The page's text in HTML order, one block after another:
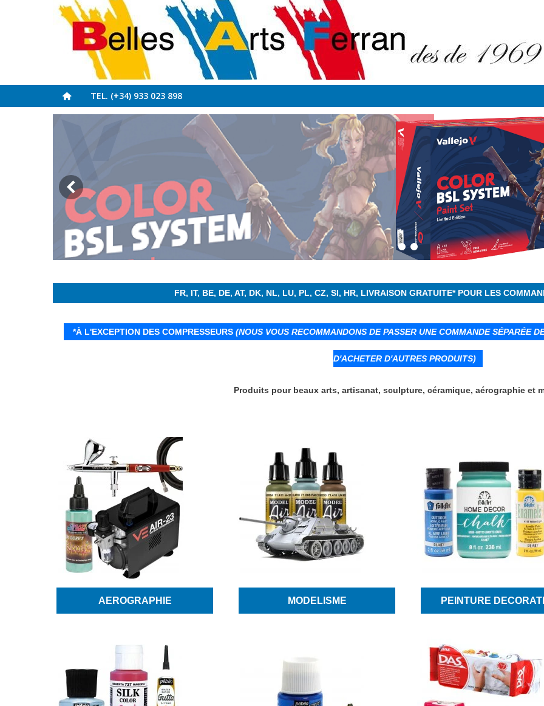
TEL. (+34) 933 023 898
FR, IT, BE, DE, AT, DK, NL, LU, PL, CZ, SI, HR, LIVRAISON GRATUITE* POUR LES
*À L'EXCEPTION DES COMPRESSEURS (NOUS VOUS RECOMMANDONS DE PASSER UNE COMMANDE SÉPARÉE
D'ACHETER D'AUTRES PRODUITS)
Produits pour beaux arts, artisanat, sculpture, céramique, aérographie et
AEROGRAPHIE MODELISME PEINTURE